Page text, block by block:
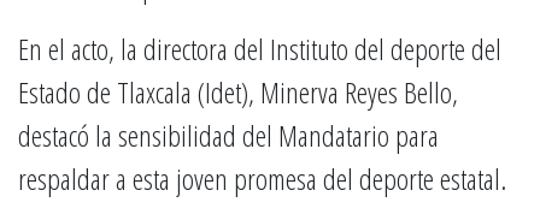
En el acto, la directora del Instituto del deporte del
Estado de Tlaxcala (Idet), Minerva Reyes Bello,
destacó la sensibilidad del Mandatario para
respaldar a esta joven promesa del deporte estatal.